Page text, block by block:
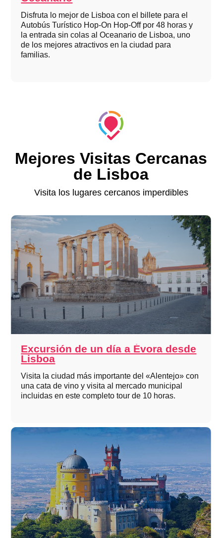
Disfruta lo mejor de Lisboa con el billete para el
Autobús Turístico Hop-On Hop-Off por 48 horas y
la entrada sin colas al Oceanario de Lisboa, uno
de los mejores atractivos en la ciudad para
familias.
Mejores Visitas Cercanas
de Lisboa
Visita los lugares cercanos imperdibles
Excursión de un día a Évora desde
Lisboa
Visita la ciudad más importante del «Alentejo» con
una cata de vino y visita al mercado municipal
incluidas en este completo tour de 10 horas.